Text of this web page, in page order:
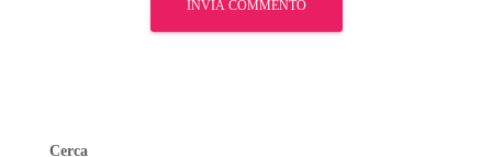
Cerca